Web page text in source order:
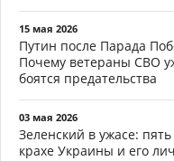
15 мая 2026
Путин после Парада
Почему ветераны СВО
боятся предательства
03 мая 2026
Зеленский в ужасе:
крахе Украины и его